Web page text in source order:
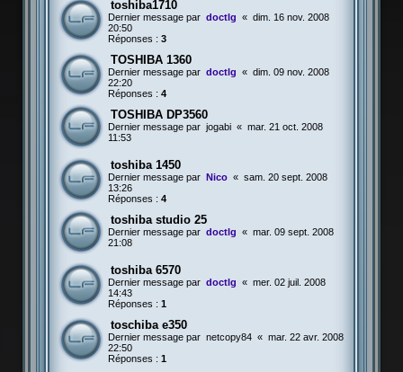
toshiba1710
Dernier message par doctlg « dim. 16 nov. 2008
20:50
Réponses : 3
TOSHIBA 1360
Dernier message par doctlg « dim. 09 nov. 2008
22:20
Réponses : 4
TOSHIBA DP3560
Dernier message par jogabi « mar. 21 oct. 2008
11:53
toshiba 1450
Dernier message par Nico « sam. 20 sept. 2008
13:26
Réponses : 4
toshiba studio 25
Dernier message par doctlg « mar. 09 sept. 2008
21:08
toshiba 6570
Dernier message par doctlg « mer. 02 juil. 2008
14:43
Réponses : 1
toschiba e350
Dernier message par netcopy84 « mar. 22 avr. 2008
22:50
Réponses : 1